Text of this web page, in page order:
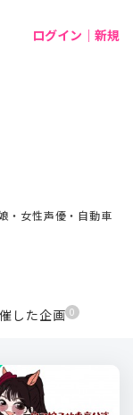
ログイン｜新規
・女性声優・自動車
した企画 0